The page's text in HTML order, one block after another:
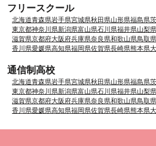
フリースクール
北海道青森県岩手県宮城県秋田県山形県福島県
東京都神奈川県新潟県富山県石川県福井県山梨県
滋賀県京都府大阪府兵庫県奈良県和歌山県鳥取県
香川県愛媛県高知県福岡県佐賀県長崎県熊本県
通信制高校
北海道青森県岩手県宮城県秋田県山形県福島県
東京都神奈川県新潟県富山県石川県福井県山梨県
滋賀県京都府大阪府兵庫県奈良県和歌山県鳥取県
香川県愛媛県高知県福岡県佐賀県長崎県熊本県